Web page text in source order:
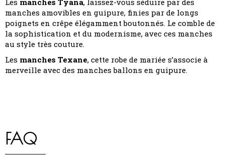
Les manches Tyana, laissez-vous séduire par des
manches amovibles en guipure, finies par de longs
poignets en crêpe élégamment boutonnés. Le comble de
la sophistication et du modernisme, avec ces manches
au style très couture.
Les manches Texane, cette robe de mariée s’associe à
merveille avec des manches ballons en guipure.
FAQ